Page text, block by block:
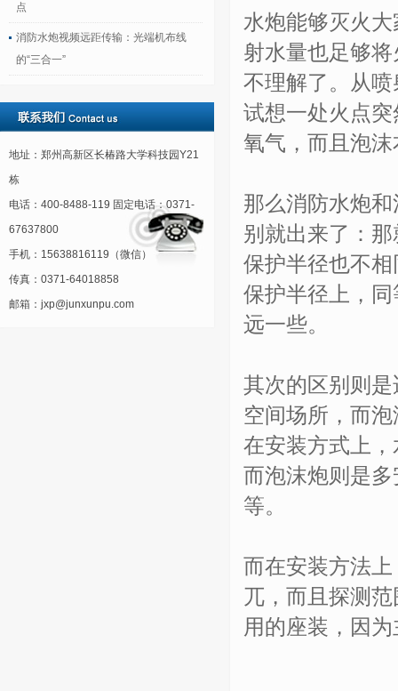
点
消防水炮视频远距传输：光端机布线
的“三合一”
地址：郑州高新区长椿路大学科技园Y21
栋
电话：400-8488-119 固定电话：0371-
67637800
手机：15638816119（微信）
传真：0371-64018858
邮箱：jxp@junxunpu.com
水炮能够灭火
射水量也足够
不理解了。从
试想一处火点
氧气，而且泡
那么消防水炮
别就出来了：
保护半径也不
保护半径上，
远一些。
其次的区别则
空间场所，而
在安装方式上
而泡沫炮则是
等。
而在安装方法
兀，而且探测
用的座装，因